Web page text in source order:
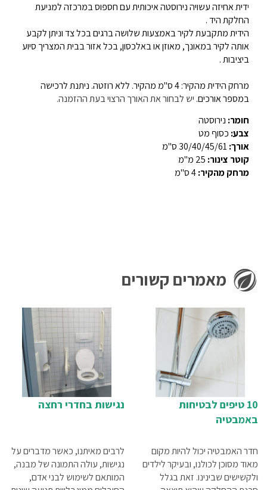
ידית אחיזה עשויה נירוסטה איכותית עם חספוס במרכזה למניעת
החלקת היד.
הידית מתקבעת לקיר באמצעות שלושה ברגים בכל צד וניתן לקבע
אותה לקיר במאונך, מאוזן או באלכסון, בכל אזור בבית המצריך סיוע
ביציבות.
מרחק הידית מהקיר: 4 ס"מ מהקיר. ללא רוזטה. ניתנת לרכישה
במספר אורכים. יש לבחור את האורך הרצוי בעת ההזמנה.
חומר: נירוסטה
צבע: כסוף מט
אורך:30/40/45/61 ס"מ
קוטר צינור: 25 מ"מ
מרחק מהקיר:4ס"מ
מאמרים קשורים
10 טיפים לבטיחות
באמבטיה
חדר האמבטיה יכול להיות מקום
מאוד מסוכן לכולנו, ובעיקר לילדים
ולקשישים שבינינו. זאת בגלל
נגישות בחדרי רחצה
לרבים מאיתנו, כאשר מדברים על
נגישות, עולה התמונה של מבנה,
המותאם לשימוש לבני אדם,